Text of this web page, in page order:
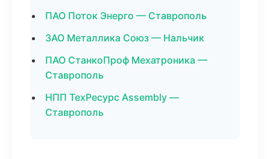
ПАО Поток Энерго — Ставрополь
ЗАО Металлика Союз — Нальчик
ПАО СтанкоПроф Мехатроника —
Ставрополь
НПП ТехРесурс Assembly —
Ставрополь